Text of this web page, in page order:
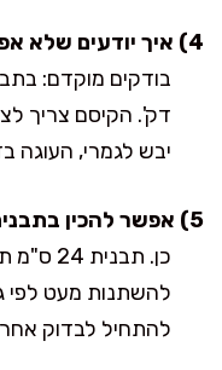
4) איך יודעים שלא אפיתי יותר מדי?
דק'. הקיסם צריך
יבש לגמרי, העוגה
5) אפשר להכין בתבנית עגולה?
כן.
להשתנות מעט לפי
להתחיל לבדוק אחרי 28–30